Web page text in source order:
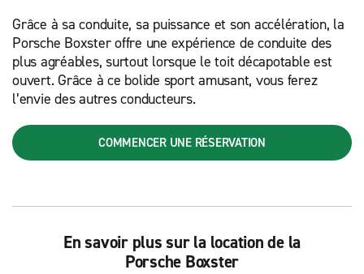
Grâce à sa conduite, sa puissance et son accélération, la
Porsche Boxster offre une expérience de conduite des
plus agréables, surtout lorsque le toit décapotable est
ouvert. Grâce à ce bolide sport amusant, vous ferez
l’envie des autres conducteurs.
COMMENCER UNE RÉSERVATION
En savoir plus sur la location de la
Porsche Boxster